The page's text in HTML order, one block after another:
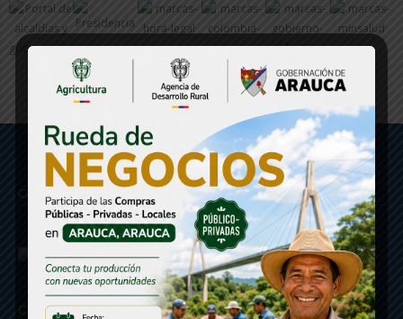
Gobernación de Arauca
Contáctenos